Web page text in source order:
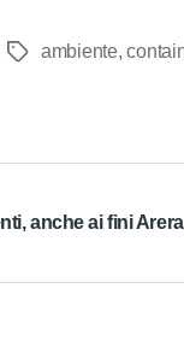
Tag ambiente,
anche ai fini Arera